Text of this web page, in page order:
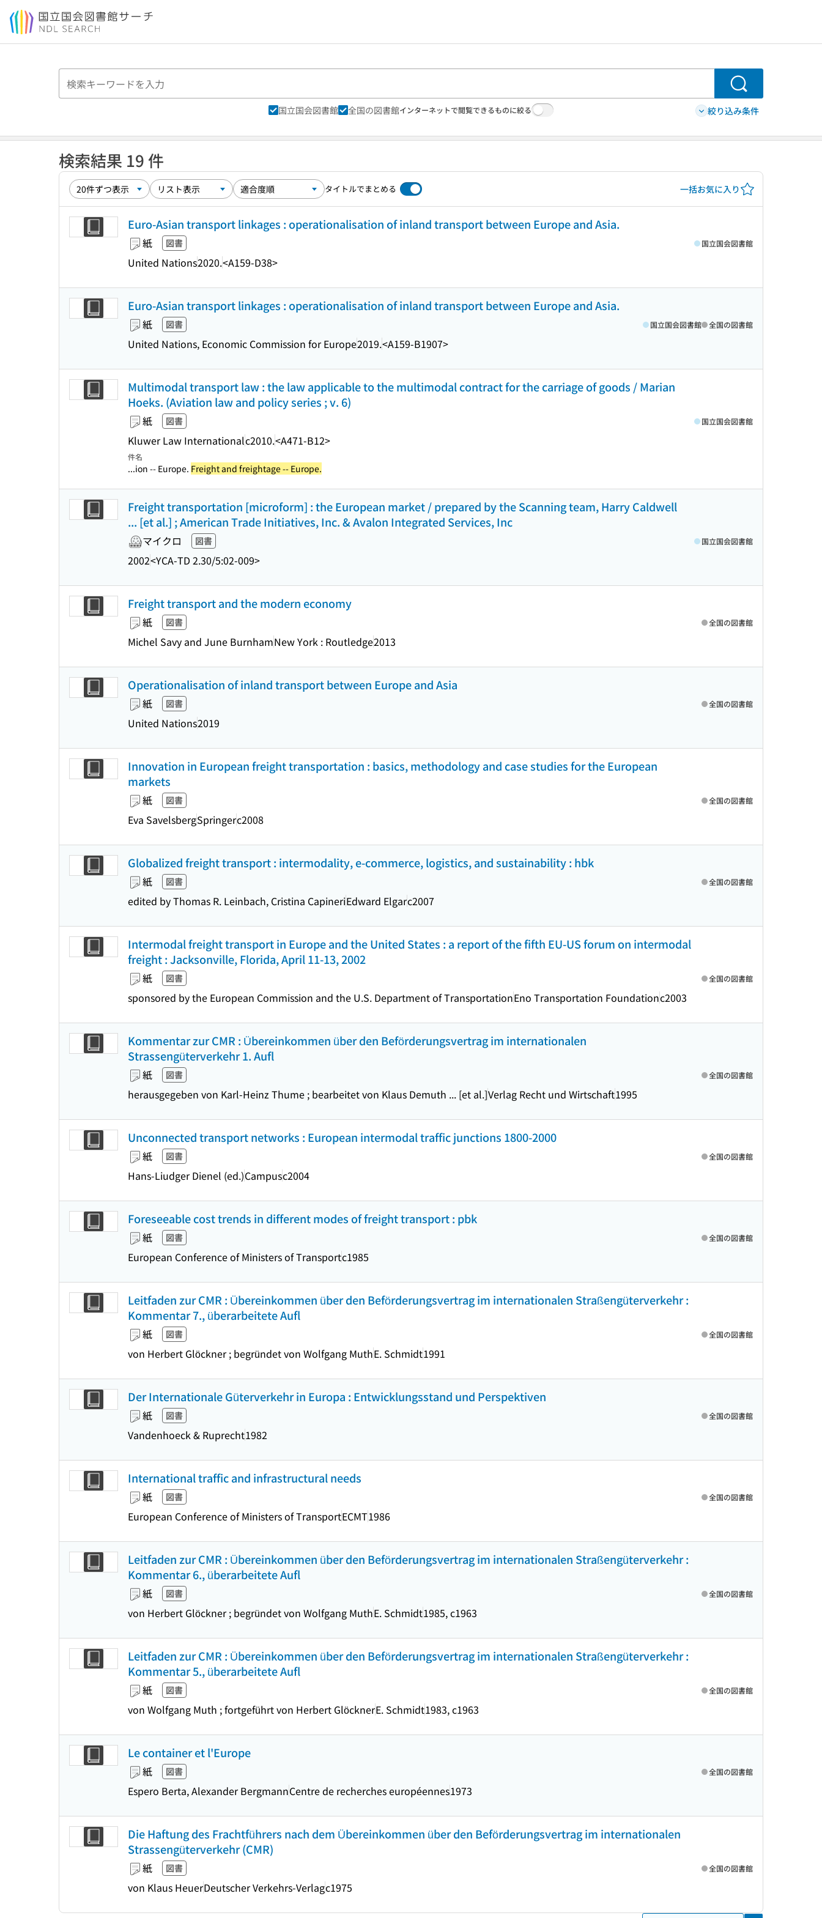
本文へ移動
検索
国立国会図書館 全国の図書館インターネットで閲覧できるものに絞る 絞り込み条件
検索結果 19 件
タイトルでまとめる 一括お気に入り
Euro-Asian transport linkages : operationalisation of inland transport between Europe and Asia.
紙 図書
United Nations2020.<A159-D38>
国立国会図書館
Euro-Asian transport linkages : operationalisation of inland transport between Europe and Asia.
紙 図書
United Nations, Economic Commission for Europe2019.<A159-B1907>
国立国会図書館 全国の図書館
Multimodal transport law : the law applicable to the multimodal contract for the carriage of goods / Marian
Hoeks. (Aviation law and policy series ; v. 6)
紙 図書
Kluwer Law Internationalc2010.<A471-B12>
国立国会図書館
件名
...ion -- Europe. Freight and freightage -- Europe.
Freight transportation [microform] : the European market / prepared by the Scanning team, Harry Caldwell
... [et al.] ; American Trade Initiatives, Inc. & Avalon Integrated Services, Inc
マイクロ 図書
2002<YCA-TD 2.30/5:02-009>
国立国会図書館
Freight transport and the modern economy
紙 図書
Michel Savy and June BurnhamNew York : Routledge2013
全国の図書館
Operationalisation of inland transport between Europe and Asia
紙 図書
United Nations2019
全国の図書館
Innovation in European freight transportation : basics, methodology and case studies for the European
markets
紙 図書
Eva SavelsbergSpringerc2008
全国の図書館
Globalized freight transport : intermodality, e-commerce, logistics, and sustainability : hbk
紙 図書
edited by Thomas R. Leinbach, Cristina CapineriEdward Elgarc2007
全国の図書館
Intermodal freight transport in Europe and the United States : a report of the fifth EU-US forum on intermodal
freight : Jacksonville, Florida, April 11-13, 2002
紙 図書
sponsored by the European Commission and the U.S. Department of TransportationEno Transportation Foundationc2003
全国の図書館
Kommentar zur CMR : Übereinkommen über den Beförderungsvertrag im internationalen
Strassengüterverkehr 1. Aufl
紙 図書
herausgegeben von Karl-Heinz Thume ; bearbeitet von Klaus Demuth ... [et al.]Verlag Recht und Wirtschaft1995
全国の図書館
Unconnected transport networks : European intermodal traffic junctions 1800-2000
紙 図書
Hans-Liudger Dienel (ed.)Campusc2004
全国の図書館
Foreseeable cost trends in different modes of freight transport : pbk
紙 図書
European Conference of Ministers of Transportc1985
全国の図書館
Leitfaden zur CMR : Übereinkommen über den Beförderungsvertrag im internationalen Straßengüterverkehr :
Kommentar 7., überarbeitete Aufl
紙 図書
von Herbert Glöckner ; begründet von Wolfgang MuthE. Schmidt1991
全国の図書館
Der Internationale Güterverkehr in Europa : Entwicklungsstand und Perspektiven
紙 図書
Vandenhoeck & Ruprecht1982
全国の図書館
International traffic and infrastructural needs
紙 図書
European Conference of Ministers of TransportECMT1986
全国の図書館
Leitfaden zur CMR : Übereinkommen über den Beförderungsvertrag im internationalen Straßengüterverkehr :
Kommentar 6., überarbeitete Aufl
紙 図書
von Herbert Glöckner ; begründet von Wolfgang MuthE. Schmidt1985, c1963
全国の図書館
Leitfaden zur CMR : Übereinkommen über den Beförderungsvertrag im internationalen Straßengüterverkehr :
Kommentar 5., überarbeitete Aufl
紙 図書
von Wolfgang Muth ; fortgeführt von Herbert GlöcknerE. Schmidt1983, c1963
全国の図書館
Le container et l'Europe
紙 図書
Espero Berta, Alexander BergmannCentre de recherches européennes1973
全国の図書館
Die Haftung des Frachtführers nach dem Übereinkommen über den Beförderungsvertrag im internationalen
Strassengüterverkehr (CMR)
紙 図書
von Klaus HeuerDeutscher Verkehrs-Verlagc1975
全国の図書館